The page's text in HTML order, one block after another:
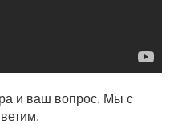
и ваш вопрос. Мы с